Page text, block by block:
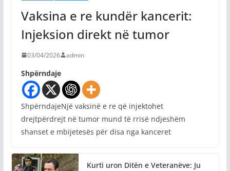
Vaksina e re kundër kancerit:
Injeksion direkt në tumor
03/04/2026 admin
Shpërndaje
ShpërndajeNjë vaksinë e re që injektohet
drejtpërdrejt në tumor mund të rrisë ndjeshëm
shanset e mbijetesës për disa nga kanceret
Kurti uron Ditën e Veteranëve: Ju